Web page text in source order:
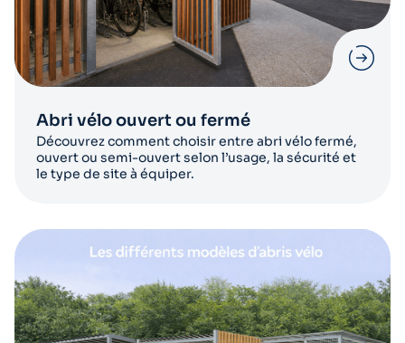
Abri vélo ouvert ou fermé
Découvrez comment choisir entre abri vélo fermé,
ouvert ou semi-ouvert selon l’usage, la sécurité et
le type de site à équiper.